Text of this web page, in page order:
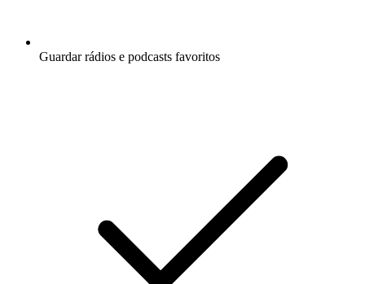
Guardar rádios e podcasts favoritos